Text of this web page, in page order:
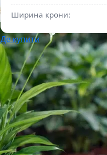
Ширина крони:
Де купити